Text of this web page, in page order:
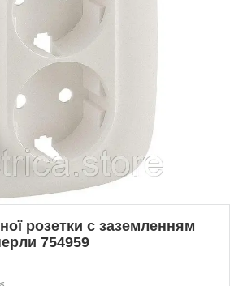
розетки с заземленням
754959